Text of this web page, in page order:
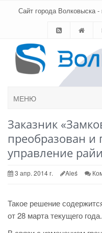
Сайт города Волковыска
МЕНЮ
Заказник
преобразован и
управление
3 апр. 2014 г. Aleś
Такое решение
от 28 марта текущего года.